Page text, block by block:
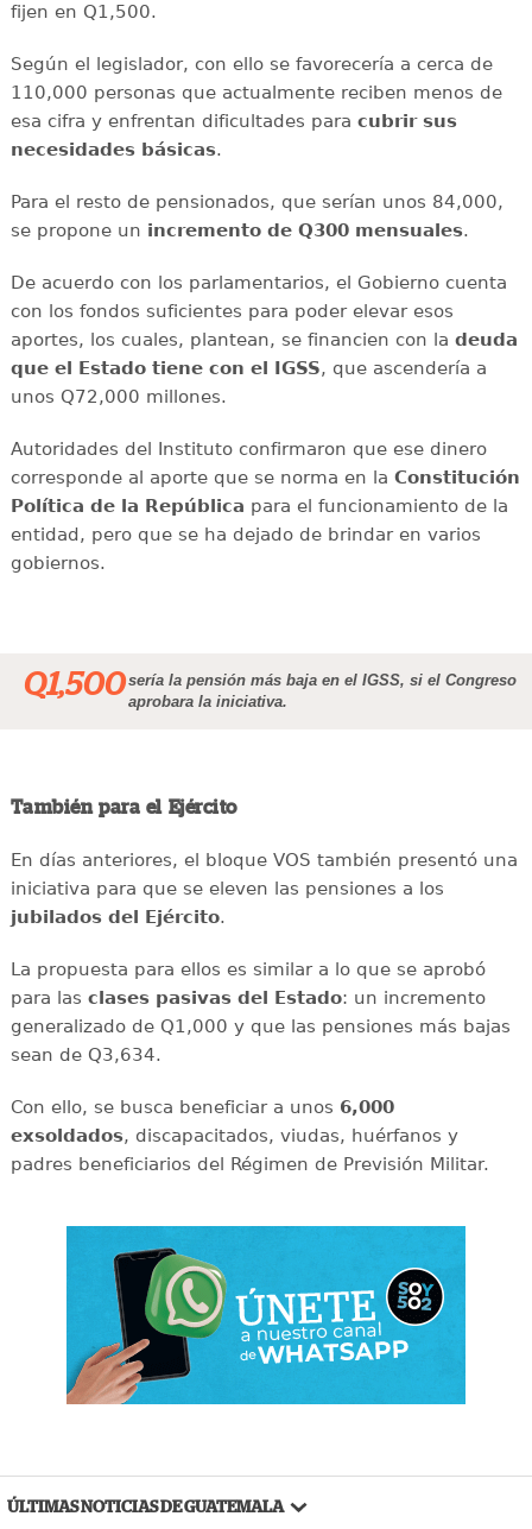
fijen en Q1,500.
Según el legislador, con ello se favorecería a cerca de
110,000 personas que actualmente reciben menos de
esa cifra y enfrentan dificultades para cubrir sus
necesidades básicas.
Para el resto de pensionados, que serían unos 84,000,
se propone un incremento de Q300 mensuales.
De acuerdo con los parlamentarios, el Gobierno cuenta
con los fondos suficientes para poder elevar esos
aportes, los cuales, plantean, se financien con la deuda
que el Estado tiene con el IGSS, que ascendería a
unos Q72,000 millones.
Autoridades del Instituto confirmaron que ese dinero
corresponde al aporte que se norma en la Constitución
Política de la República para el funcionamiento de la
entidad, pero que se ha dejado de brindar en varios
gobiernos.
Q1,500sería la pensión más baja en el IGSS, si el Congreso
aprobara la iniciativa.
También para el Ejército
En días anteriores, el bloque VOS también presentó una
iniciativa para que se eleven las pensiones a los
jubilados del Ejército.
La propuesta para ellos es similar a lo que se aprobó
para las clases pasivas del Estado: un incremento
generalizado de Q1,000 y que las pensiones más bajas
sean de Q3,634.
Con ello, se busca beneficiar a unos 6,000
exsoldados, discapacitados, viudas, huérfanos y
padres beneficiarios del Régimen de Previsión Militar.
ÚLTIMAS NOTICIAS DE GUATEMALA